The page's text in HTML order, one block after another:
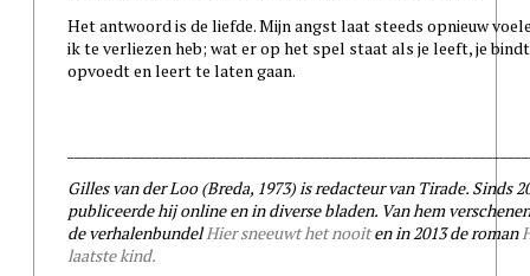
Het antwoord is de liefde. Mijn angst laat steeds opnieuw
ik te verliezen heb; wat er op het spel staat als je leeft, je
opvoedt en leert te laten gaan.
Gilles van der Loo (Breda, 1973) is redacteur van Tirade. Sinds
publiceerde hij online en in diverse bladen. Van hem
de verhalenbundelHier sneeuwt het nooiten in 2013 de roman
laatste kind.